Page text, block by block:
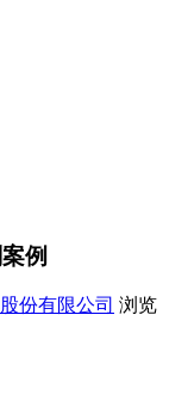
例
份有限公司 浏览